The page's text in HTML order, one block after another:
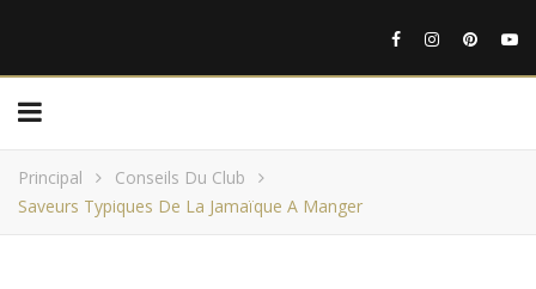
Principal
Conseils Du Club
Saveurs Typiques De La Jamaïque A Manger